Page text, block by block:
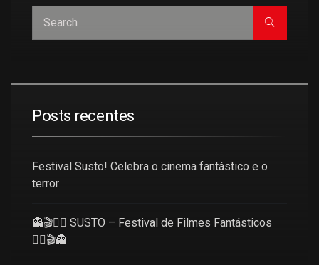
Posts recentes
Festival Susto! Celebra o cinema fantástico e o
terror
👻🎬🧜‍♀️ SUSTO – Festival de Filmes Fantásticos
🧜‍♀️🎬👻